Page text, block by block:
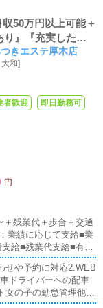
50万円以上可能＋
』『充実した福
り』
きエステ厚木店
大和]
者歓迎 即日勤務可
円
残業代＋歩合＋交通
業績に応じて支給■業
給■残業代支給■有給
最短6ヶ月で店長が
ループなのであなたの
せや予約に対応2.WEB
ドライバーへの配車
の子の勤怠管理他ス
運営を最大限にサポー